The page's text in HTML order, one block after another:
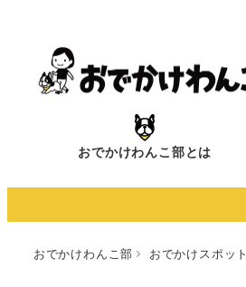
へ
おでかけわんこ部とは
おでかけわんこ部 おでかけスポット